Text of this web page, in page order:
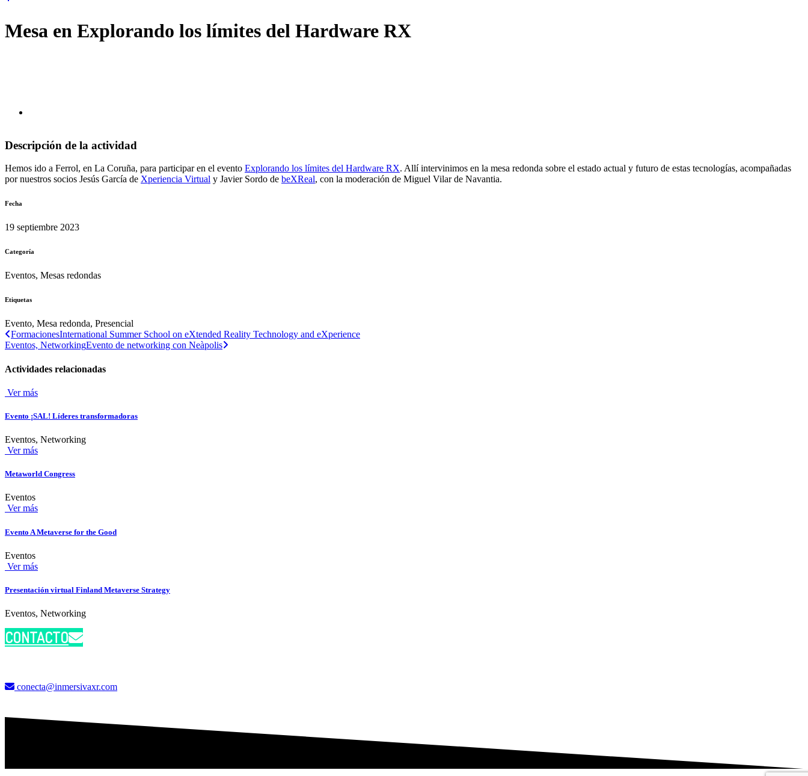
Mesa en Explorando los límites del Hardware RX
Descripción de la actividad
Hemos ido a Ferrol, en La Coruña, para participar en el evento Explorando los límites del Hardware RX. Allí intervinimos en la mesa redonda sobre el estado actual y futuro de estas tecnologías, acompañadas
por nuestros socios Jesús García de Xperiencia Virtual y Javier Sordo de beXReal, con la moderación de Miguel Vilar de Navantia.
Fecha
19 septiembre 2023
Categoría
Eventos, Mesas redondas
Etiquetas
Evento, Mesa redonda, Presencial
FormacionesInternational Summer School on eXtended Reality Technology and eXperience
Eventos, NetworkingEvento de networking con Neàpolis
Actividades relacionadas
Ver más
Evento ¡SAL! Líderes transformadoras
Eventos, Networking
Ver más
Metaworld Congress
Eventos
Ver más
Evento A Metaverse for the Good
Eventos
Ver más
Presentación virtual Finland Metaverse Strategy
Eventos, Networking
CONTACTO
conecta@inmersivaxr.com